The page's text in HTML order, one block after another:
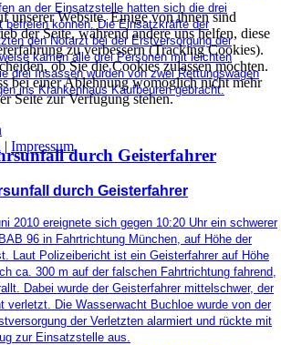
an der Einsatzstelle hatten sich die drei
befreien können. Die Einsatzkräfte der
den Notarzt bei der Erstversorgung der
kamen alle drei Personen mit leichten
drei Insassen wurden von zwei Rettungswagen
ins Krankenhaus Kaufbeuren gebracht.
durch Geisterfahrer
durch Geisterfahrer
2010 ereignete sich gegen 10:20 Uhr ein schwerer
96 in Fahrtrichtung München, auf Höhe der
Laut Polizeibericht ist ein Geisterfahrer auf Höhe
ca. 300 m auf der falschen Fahrtrichtung fahrend,
Dabei wurde der Geisterfahrer mittelschwer, der
verletzt. Die Wasserwacht Buchloe wurde von der
der Verletzten alarmiert und rückte mit
zur Einsatzstelle aus.
unserer Website. Einige von ihnen sind
der Seite, während andere uns helfen, diese
zu verbessern (Tracking Cookies).
ob Sie die Cookies zulassen möchten.
bei einer Ablehnung womöglich nicht mehr
Seite zur Verfügung stehen.
| Impressum